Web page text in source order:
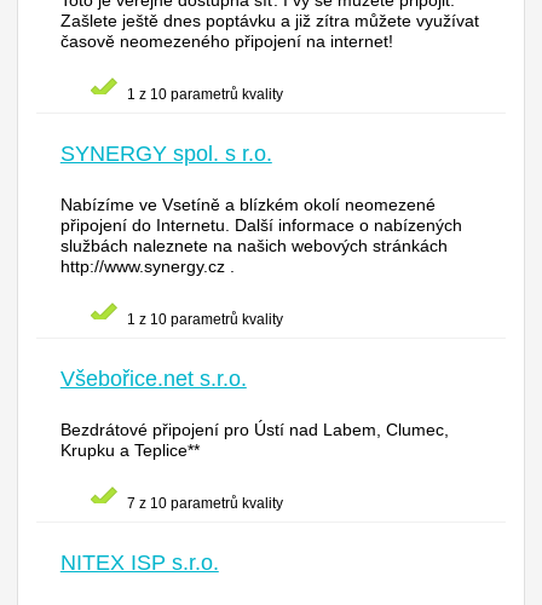
Zašlete ještě dnes poptávku a již zítra můžete využívat
časově neomezeného připojení na internet!
1 z 10 parametrů kvality
SYNERGY spol. s r.o.
Nabízíme ve Vsetíně a blízkém okolí neomezené
připojení do Internetu. Další informace o nabízených
službách naleznete na našich webových stránkách
http://www.synergy.cz .
1 z 10 parametrů kvality
Všebořice.net s.r.o.
Bezdrátové připojení pro Ústí nad Labem, Clumec,
Krupku a Teplice**
7 z 10 parametrů kvality
NITEX ISP s.r.o.